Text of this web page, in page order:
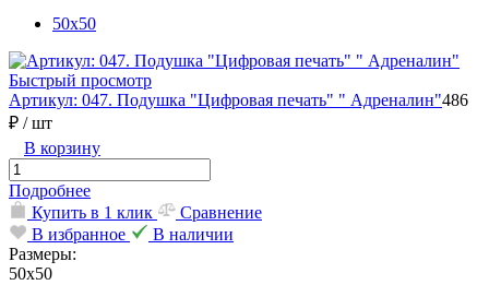
50х50
Быстрый просмотр
Артикул: 047. Подушка "Цифровая печать" " Адреналин"486
₽ / шт
В корзину
Подробнее
Купить в 1 клик
Сравнение
В избранное
В наличии
Размеры:
50х50